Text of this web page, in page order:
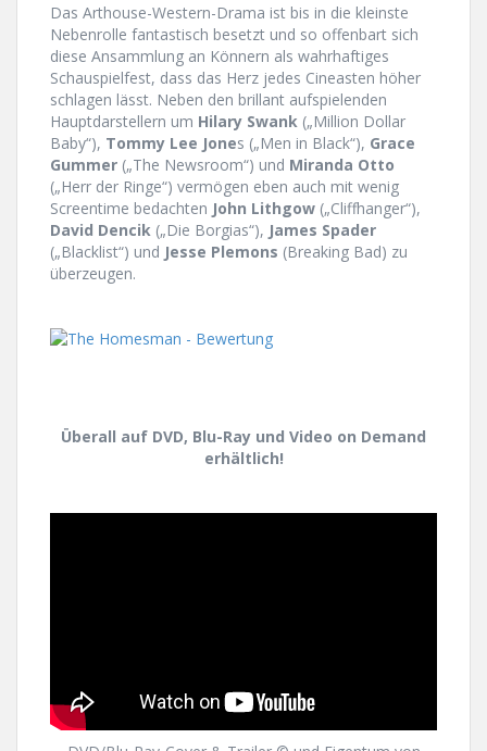
Das Arthouse-Western-Drama ist bis in die kleinste
Nebenrolle fantastisch besetzt und so offenbart sich
diese Ansammlung an Könnern als wahrhaftiges
Schauspielfest, dass das Herz jedes Cineasten höher
schlagen lässt. Neben den brillant aufspielenden
Hauptdarstellern um Hilary Swank („Million Dollar
Baby“), Tommy Lee Jones („Men in Black“), Grace
Gummer („The Newsroom“) und Miranda Otto
(„Herr der Ringe“) vermögen eben auch mit wenig
Screentime bedachten John Lithgow („Cliffhanger“),
David Dencik („Die Borgias“), James Spader
(„Blacklist“) und Jesse Plemons (Breaking Bad) zu
überzeugen.
Überall auf DVD, Blu-Ray und Video on Demand
erhältlich!